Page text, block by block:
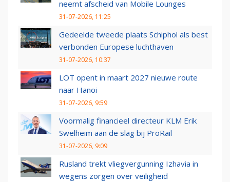
neemt afscheid van Mobile Lounges
31-07-2026, 11:25
Gedeelde tweede plaats Schiphol als best
verbonden Europese luchthaven
31-07-2026, 10:37
LOT opent in maart 2027 nieuwe route
naar Hanoi
31-07-2026, 9:59
Voormalig financieel directeur KLM Erik
Swelheim aan de slag bij ProRail
31-07-2026, 9:09
Rusland trekt vliegvergunning Izhavia in
wegens zorgen over veiligheid